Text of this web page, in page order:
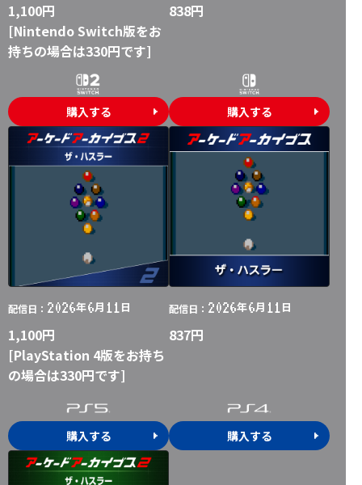
1,100円
[Nintendo Switch版をお
持ちの場合は330円です]
購入する
838円
購入する
配信日： 2026年6月 11日
1,100円
[PlayStation 4版をお持ち
の場合は330円です]
購入する
配信日： 2026年6月 11日
837円
購入する